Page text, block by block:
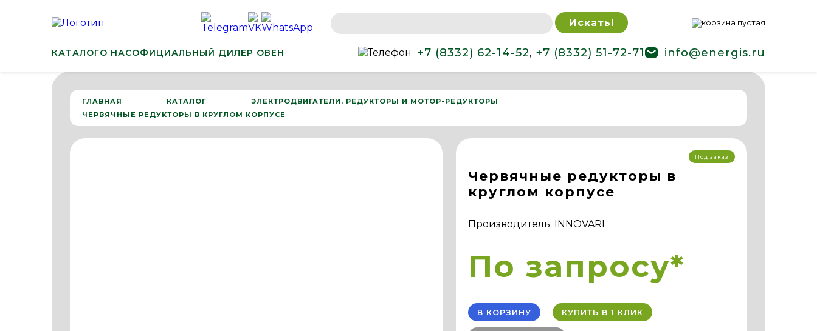
Искать!
КАТАЛОГО НАСОФИЦИАЛЬНЫЙ ДИЛЕР ОВЕН +7 (8332) 62-14-52, +7 (8332) 51-72-71 info@energis.ru
ГЛАВНАЯ КАТАЛОГ
ЭЛЕКТРОДВИГАТЕЛИ, РЕДУКТОРЫ И МОТОР-РЕДУКТОРЫ
ЧЕРВЯЧНЫЕ РЕДУКТОРЫ В КРУГЛОМ КОРПУСЕ
Червячные редукторы в
круглом корпусе
Производитель: INNOVARI
Под заказ
По запросу*
В КОРЗИНУ КУПИТЬ В 1 КЛИК